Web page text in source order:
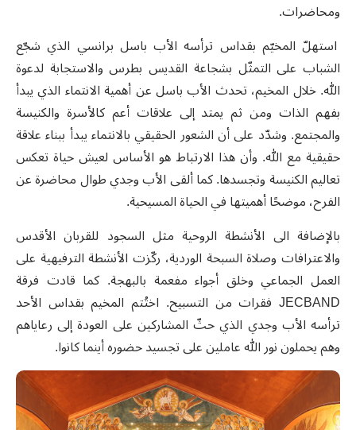
ومحاضرات.
استهلّ المخيّم بقداس ترأسه الأب باسل برانسي الذي شجّع
الشباب على التمثّل بشجاعة القديس بطرس والاستجابة لدعوة
الله.خلال المخيم، تحدث الأب باسلعن أهمية الانتماء الذي يبدأ
بفهم الذات ومن ثم يمتد إلى علاقات أعم كالأسرة والكنيسة
والمجتمع. وشدّد على أن الشعور الحقيقي بالانتماء يبدأ ببناء علاقة
حقيقية مع الله. وأن هذا الارتباط هو الأساس لعيش حياة تعكس
تعاليم الكنيسة وتجسدها. كما ألقى الأب وجدي طوال محاضرة عن
الفرح، موضحًا أهميتها في الحياة المسيحية.
بالإضافة الى الأنشطة الروحية مثل السجود للقربان الأقدس
والاعترافات وصلاة السبحة الوردية، ركّزت الأنشطة الترفيهية على
العمل الجماعي وخلق أجواء مفعمة بالبهجة. كما قادت فرقة
JECBANDفقرات من التسبيح. اختُتم المخيم بقداس الأحد
ترأسه الأب وجدي الذي حثّ المشاركين على العودة إلى رعاياهم
وهم يحملون نور الله عاملين على تجسيد حضوره أينما كانوا.